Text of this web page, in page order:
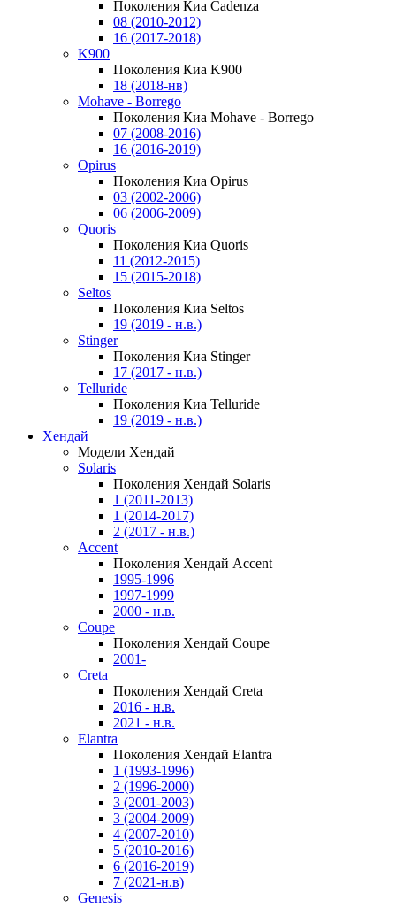
Поколения Киа Cadenza
08 (2010-2012)
16 (2017-2018)
K900
Поколения Киа K900
18 (2018-нв)
Mohave - Borrego
Поколения Киа Mohave - Borrego
07 (2008-2016)
16 (2016-2019)
Opirus
Поколения Киа Opirus
03 (2002-2006)
06 (2006-2009)
Quoris
Поколения Киа Quoris
11 (2012-2015)
15 (2015-2018)
Seltos
Поколения Киа Seltos
19 (2019 - н.в.)
Stinger
Поколения Киа Stinger
17 (2017 - н.в.)
Telluride
Поколения Киа Telluride
19 (2019 - н.в.)
Хендай
Модели Хендай
Solaris
Поколения Хендай Solaris
1 (2011-2013)
1 (2014-2017)
2 (2017 - н.в.)
Accent
Поколения Хендай Accent
1995-1996
1997-1999
2000 - н.в.
Coupe
Поколения Хендай Coupe
2001-
Creta
Поколения Хендай Creta
2016 - н.в.
2021 - н.в.
Elantra
Поколения Хендай Elantra
1 (1993-1996)
2 (1996-2000)
3 (2001-2003)
3 (2004-2009)
4 (2007-2010)
5 (2010-2016)
6 (2016-2019)
7 (2021-н.в)
Genesis